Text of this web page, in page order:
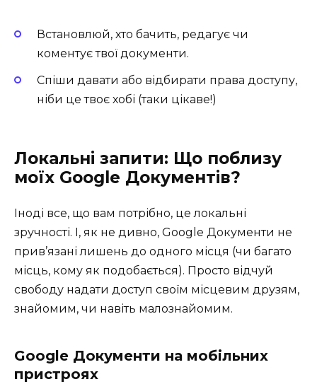
Встановлюй, хто бачить, редагує чи
коментує твої документи.
Спіши давати або відбирати права доступу,
ніби це твоє хобі (таки цікаве!)
Локальні запити: Що поблизу
моїх Google Документів?
Іноді все, що вам потрібно, це локальні
зручності. І, як не дивно, Google Документи не
прив’язані лишень до одного місця (чи багато
місць, кому як подобається). Просто відчуй
свободу надати доступ своїм місцевим друзям,
знайомим, чи навіть малознайомим.
Google Документи на мобільних
пристроях